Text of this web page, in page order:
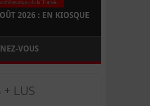
2026 : EN KIOSQUE
VOUS
+ LUS